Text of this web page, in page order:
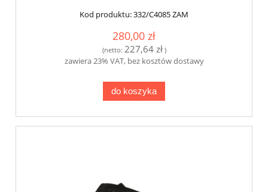
Kod produktu:332/C4085 ZAM
280,00 zł
(netto: 227,64 zł)
zawiera 23% VAT, bez kosztów dostawy
do koszyka